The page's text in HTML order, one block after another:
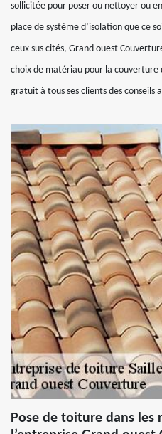
sollicitée pour poser ou nettoyer ou
place de système d’isolation que ce
ceux sus cités, Grand ouest
choix de matériau pour la
gratuit à tous ses clients des conseils
Pose de toiture dans les